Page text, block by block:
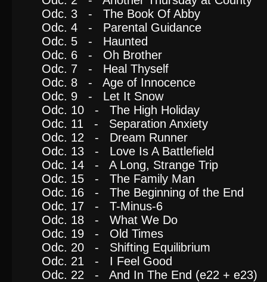
Odc. 3 - The Book Of Abby
Odc. 4 - Parental Guidance
Odc. 5 - Haunted
Odc. 6 - Oh Brother
Odc. 7 - Heal Thyself
Odc. 8 - Age of Innocence
Odc. 9 - Let It Snow
Odc. 10 - The High Holiday
Odc. 11 - Separation Anxiety
Odc. 12 - Dream Runner
Odc. 13 - Love Is A Battlefield
Odc. 14 - A Long, Strange Trip
Odc. 15 - The Family Man
Odc. 16 - The Beginning of the End
Odc. 17 - T-Minus-6
Odc. 18 - What We Do
Odc. 19 - Old Times
Odc. 20 - Shifting Equilibrium
Odc. 21 - I Feel Good
Odc. 22 - And In The End (e22 + e23)